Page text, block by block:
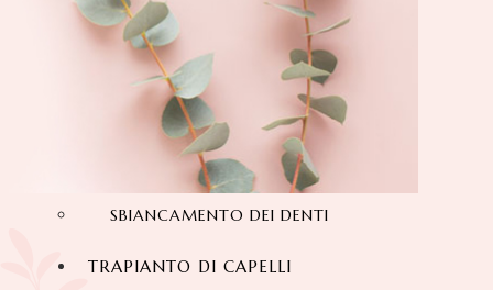
SORRISO HOLLYWOODIANO
DENTI IN ZIRCONIO
DENTALI LAMINATO
FACCETTE DI PORCELLANA
FACCETTE DENTALI
IMPIANTI DENTALI
SBIANCAMENTO DEI DENTI
TRAPIANTO DI CAPELLI